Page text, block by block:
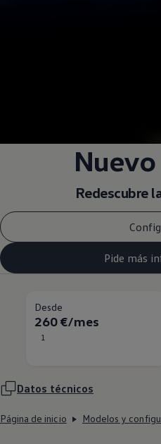
Redescubre
Pide más
Desde
260 €/mes
1
Datos técnicos
Página de inicio Modelos y